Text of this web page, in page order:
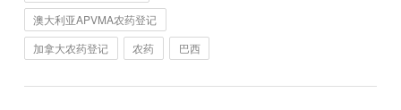
澳大利亚APVMA农药登记
加拿大农药登记
农药 巴西